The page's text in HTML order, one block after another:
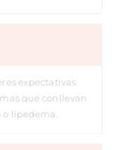
expectativas
que conllevan
lipedema.